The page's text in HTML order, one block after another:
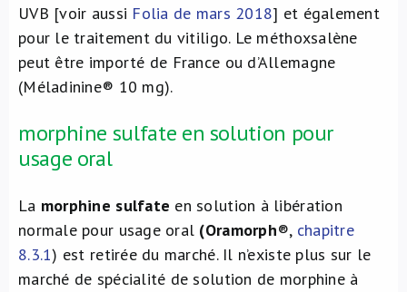
UVB [voir aussi Folia de mars 2018] et également
pour le traitement du vitiligo. Le méthoxsalène
peut être importé de France ou d’Allemagne
(Méladinine® 10 mg).
morphine sulfate en solution pour
usage oral
La morphine sulfate en solution à libération
normale pour usage oral (Oramorph®, chapitre
8.3.1) est retirée du marché. Il n’existe plus sur le
marché de spécialité de solution de morphine à